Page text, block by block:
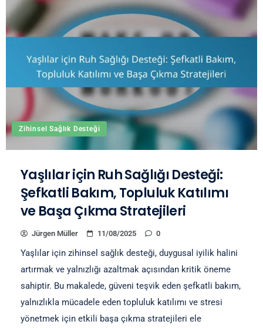
Zihinsel Sağlık Desteği
Yaşlılar için Ruh Sağlığı Desteği:
Şefkatli Bakım, Topluluk Katılımı
ve Başa Çıkma Stratejileri
Jürgen Müller 11/08/2025 0
Yaşlılar için zihinsel sağlık desteği, duygusal iyilik halini
artırmak ve yalnızlığı azaltmak açısından kritik öneme
sahiptir. Bu makalede, güveni teşvik eden şefkatli bakım,
yalnızlıkla mücadele eden topluluk katılımı ve stresi
yönetmek için etkili başa çıkma stratejileri ele